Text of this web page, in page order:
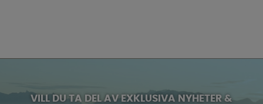
VILL DU TA DEL AV EXKLUSIVA NYHETER &